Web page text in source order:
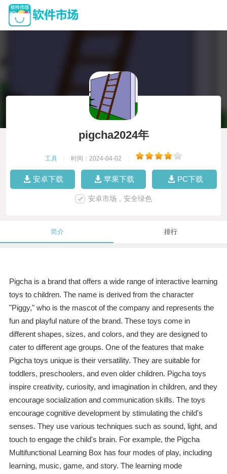
pigcha2024年
工具 时间：2024-04-02
安卓下载 苹果下载 PC下载
安卓市场，安全绿色
简介 排行
Pigcha is a brand that offers a wide range of interactive learning
toys to children. The name is derived from the character
"Piggy," who is the mascot of the company and represents the
fun and playful nature of the brand. These toys come in
different shapes, sizes, and colors, and they are designed to
cater to different age groups. One of the features that make
Pigcha toys unique is their versatility. They are suitable for
toddlers, preschoolers, and even older children. Pigcha toys
inspire creativity, curiosity, and imagination in children, and they
encourage socialization and communication skills. The toys
encourage cognitive development by stimulating the child's
senses. They use various techniques such as sound, light, and
touch to engage the child's brain. For example, the Pigcha
Multifunctional Learning Box has four modes of play, including
learning, music, game, and story. The learning mode